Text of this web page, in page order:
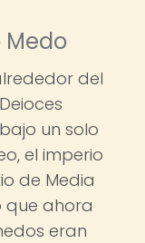
Medo
del
un solo
el imperio
de Media
ahora
eran